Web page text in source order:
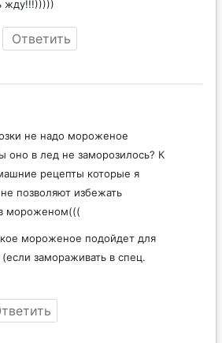
жду!!!)))))
Ответить
не надо мороженое
оно в лед не заморозилось? К
рецепты которые я
позволяют избежать
мороженом(((
мороженое подойдет для
замораживать в спец.